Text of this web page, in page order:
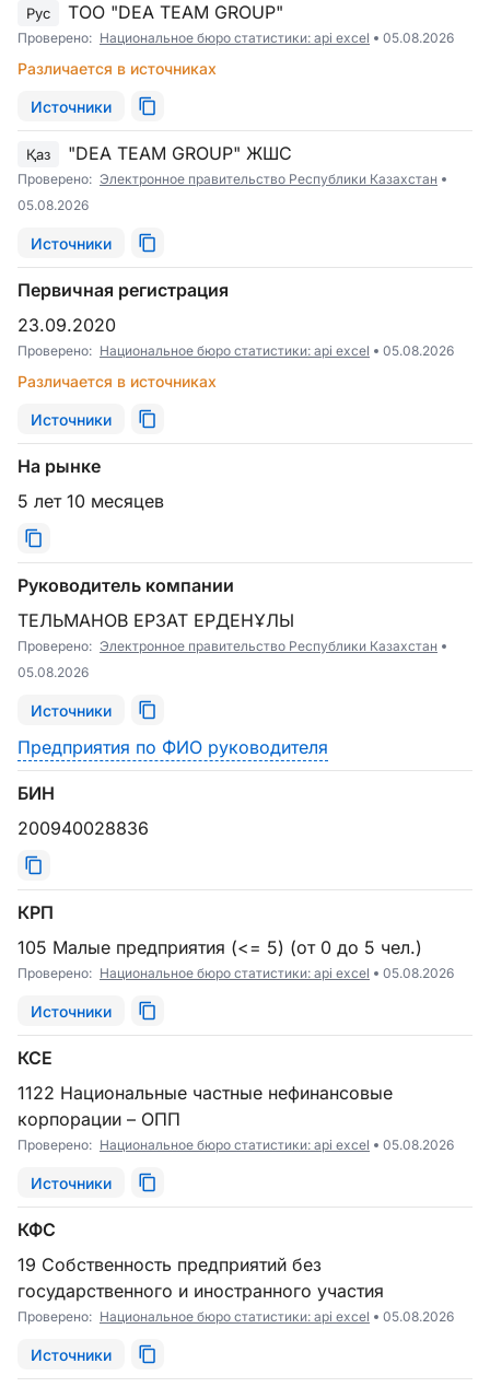
Рус ТОО "DEA TEAM GROUP"
Проверено: Национальное бюро статистики: api excel 05.08.2026
Различается в источниках
Источники
Қаз "DEA TEAM GROUP" ЖШС
Проверено: Электронное правительство Республики Казахстан
05.08.2026
Источники
Первичная регистрация
23.09.2020
Проверено: Национальное бюро статистики: api excel 05.08.2026
Различается в источниках
Источники
На рынке
5 лет 10 месяцев
Руководитель компании
ТЕЛЬМАНОВ ЕРЗАТ ЕРДЕНҰЛЫ
Проверено: Электронное правительство Республики Казахстан
05.08.2026
Источники
Предприятия по ФИО руководителя
БИН
200940028836
КРП
105 Малые предприятия (<= 5) (от 0 до 5 чел.)
Проверено: Национальное бюро статистики: api excel 05.08.2026
Источники
КСЕ
1122 Национальные частные нефинансовые
корпорации – ОПП
Проверено: Национальное бюро статистики: api excel 05.08.2026
Источники
КФС
19 Собственность предприятий без
государственного и иностранного участия
Проверено: Национальное бюро статистики: api excel 05.08.2026
Источники